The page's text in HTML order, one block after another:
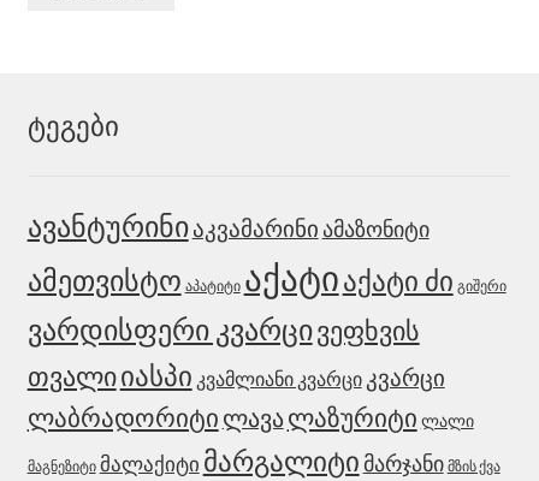
ტეგები
ავანტურინიაკვამარინი ამაზონიტი
ამეთვისტო აპატიტი აქატიაქატი ძი გიშერი
ვარდისფერი კვარცივეფხვის
თვალიიასპი კვამლიანი კვარცი კვარცი
ლაბრადორიტი ლავალაზურიტი ლალი
მაგნეზიტი მალაქიტი მარგალიტი მარჯანი მზის ქვა